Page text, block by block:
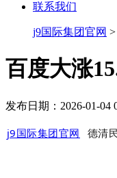
联系我们
j9国际集团官网 >
百度大涨
发布日期：2026-01-04
j9国际集团官网 德清